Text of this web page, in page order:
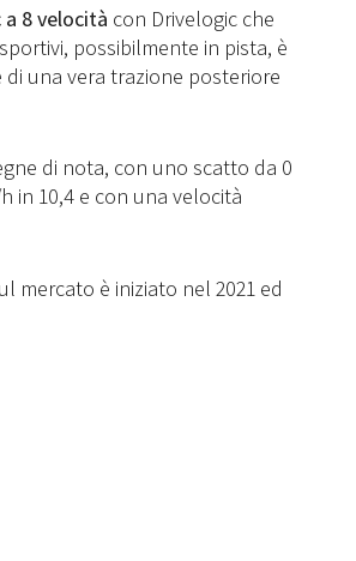
8 velocità con Drivelogic che
possibilmente in pista, è
una vera trazione posteriore
di nota, con uno scatto da 0
in 10,4 e con una velocità
mercato è iniziato nel 2021 ed